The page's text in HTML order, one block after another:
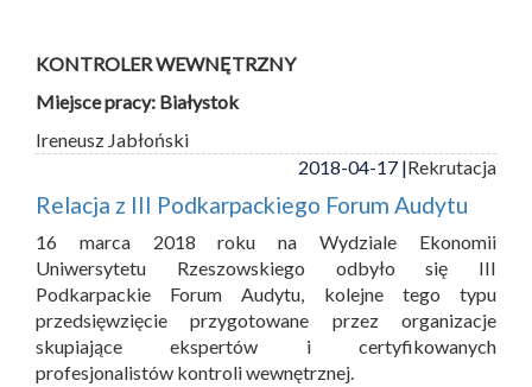
KONTROLER WEWNĘTRZNY
Miejsce pracy: Białystok
Ireneusz Jabłoński
2018-04-17 |Rekrutacja
Relacja z III Podkarpackiego Forum Audytu
16 marca 2018 roku na Wydziale Ekonomii
Uniwersytetu Rzeszowskiego odbyło się III
Podkarpackie Forum Audytu, kolejne tego typu
przedsięwzięcie przygotowane przez organizacje
skupiające ekspertów i certyfikowanych
profesjonalistów kontroli wewnętrznej.